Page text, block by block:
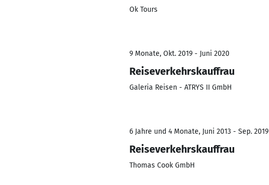
Ok Tours
9 Monate, Okt. 2019 - Juni 2020
Reiseverkehrskauffrau
Galeria Reisen - ATRYS II GmbH
6 Jahre und 4 Monate, Juni 2013 - Sep. 2019
Reiseverkehrskauffrau
Thomas Cook GmbH